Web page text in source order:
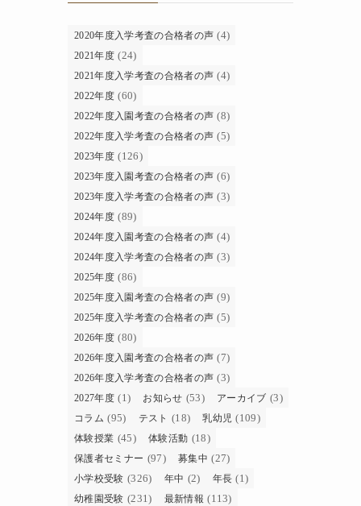
2020年度入学考査の合格者の声 (4)
2021年度 (24)
2021年度入学考査の合格者の声 (4)
2022年度 (60)
2022年度入園考査の合格者の声 (8)
2022年度入学考査の合格者の声 (5)
2023年度 (126)
2023年度入園考査の合格者の声 (6)
2023年度入学考査の合格者の声 (3)
2024年度 (89)
2024年度入園考査の合格者の声 (4)
2024年度入学考査の合格者の声 (3)
2025年度 (86)
2025年度入園考査の合格者の声 (9)
2025年度入学考査の合格者の声 (5)
2026年度 (80)
2026年度入園考査の合格者の声 (7)
2026年度入学考査の合格者の声 (3)
2027年度 (1) お知らせ (53) アーカイブ (3)
コラム (95) テスト (18) 乳幼児 (109)
体験授業 (45) 体験活動 (18)
保護者セミナー (97) 募集中 (27)
小学校受験 (326) 年中 (2) 年長 (1)
幼稚園受験 (231) 最新情報 (113)